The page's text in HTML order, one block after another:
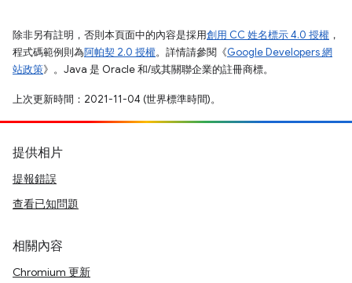
除非另有註明，否則本頁面中的內容是採用創用 CC 姓名標示 4.0 授權 ，
程式碼範例則為阿帕契 2.0 授權。詳情請參閱《Google Developers 網
站政策》。Java 是 Oracle 和/或其關聯企業的註冊商標。
上次更新時間：2021-11-04 (世界標準時間)。
提供相片
提報錯誤
查看已知問題
相關內容
Chromium 更新